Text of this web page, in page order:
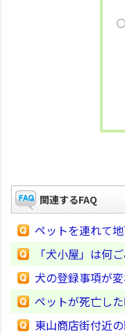
関連するFAQ
ペットを連れて
「犬小屋」は何
犬の登録事項が
ペットが死亡し
東山商店街付近